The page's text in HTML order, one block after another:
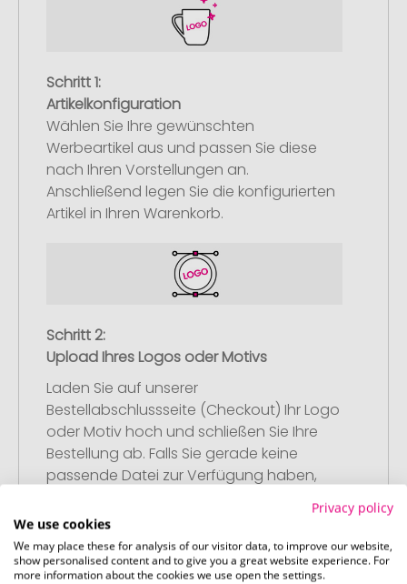
Schritt 1:
Artikelkonfiguration
Wählen Sie Ihre gewünschten
Werbeartikel aus und passen Sie diese
nach Ihren Vorstellungen an.
Anschließend legen Sie die konfigurierten
Artikel in Ihren Warenkorb.
Schritt 2:
Upload Ihres Logos oder Motivs
Laden Sie auf unserer
Bestellabschlussseite (Checkout) Ihr Logo
oder Motiv hoch und schließen Sie Ihre
Bestellung ab. Falls Sie gerade keine
passende Datei zur Verfügung haben,
nachliefern.
Privacy policy
We use cookies
We may place these for analysis of our visitor data, to improve our website,
show personalised content and to give you a great website experience. For
more information about the cookies we use open the settings.